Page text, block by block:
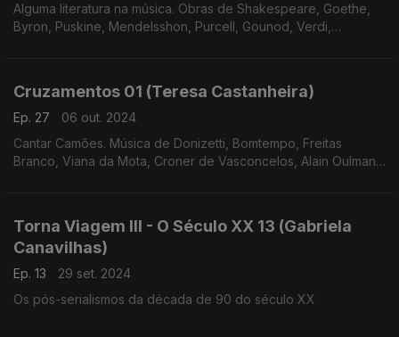
Alguma literatura na música. Obras de Shakespeare, Goethe,
Byron, Puskine, Mendelsshon, Purcell, Gounod, Verdi,
Cruzamentos 01 (Teresa Castanheira)
Ep. 27
06 out. 2024
Cantar Camões. Música de Donizetti, Bomtempo, Freitas
Branco, Viana da Mota, Croner de Vasconcelos, Alain Oulman,
Torna Viagem III - O Século XX 13 (Gabriela
Canavilhas)
Ep. 13
29 set. 2024
Os pós-serialismos da década de 90 do século XX